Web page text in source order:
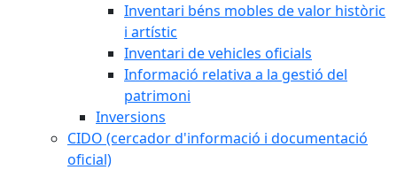
Inventari béns mobles de valor històric
i artístic
Inventari de vehicles oficials
Informació relativa a la gestió del
patrimoni
Inversions
CIDO (cercador d'informació i documentació
oficial)